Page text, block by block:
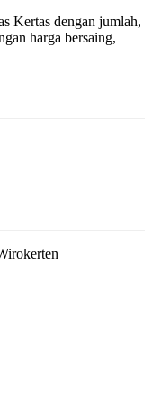
Kertas dengan jumlah,
harga bersaing,